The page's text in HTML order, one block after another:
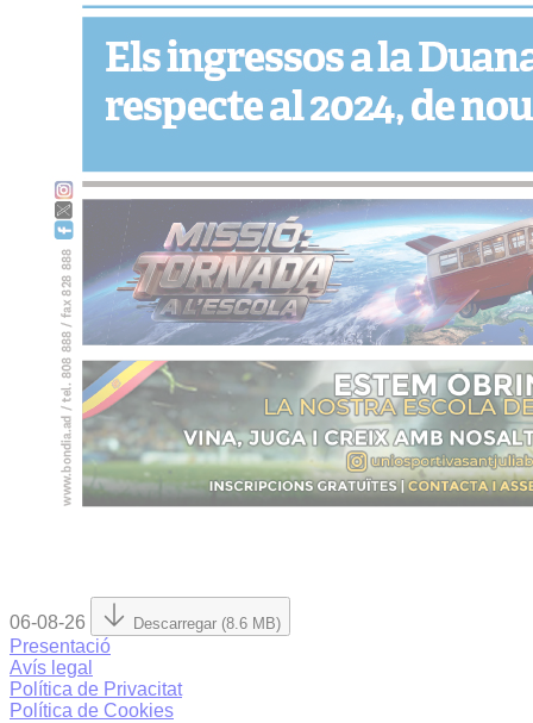
06-08-26 Descarregar (8.6 MB)
Presentació
Avís legal
Política de Privacitat
Política de Cookies